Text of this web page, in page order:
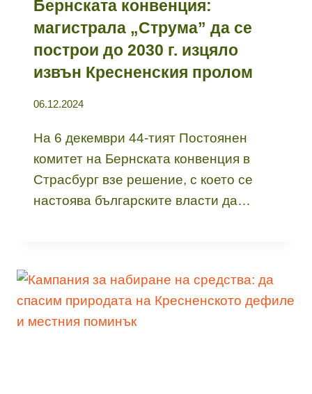
Бернската конвенция:
магистрала „Струма” да се
построи до 2030 г. изцяло
извън Кресненския пролом
06.12.2024
На 6 декември 44-тият Постоянен
комитет на Бернската конвенция в
Страсбург взе решение, с което се
настоява българските власти да…